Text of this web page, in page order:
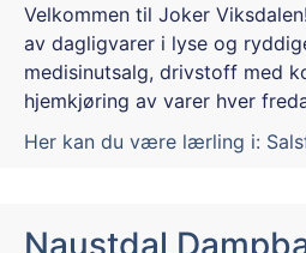
Velkommen til Joker
av dagligvarer i lyse og
medisinutsalg, drivstoff med
hjemkjøring av varer hver
Her kan du være lærling i:
Naustdal